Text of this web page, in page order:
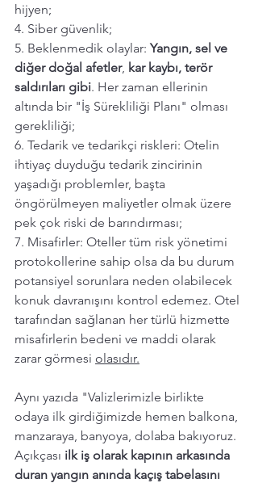
hijyen;
4. Siber güvenlik;
5. Beklenmedik olaylar: Yangın, sel ve
diğer doğal afetler, kar kaybı, terör
saldırıları gibi. Her zaman ellerinin
altında bir "İş Sürekliliği Planı" olması
gerekliliği;
6. Tedarik ve tedarikçi riskleri: Otelin
ihtiyaç duyduğu tedarik zincirinin
yaşadığı problemler, başta
öngörülmeyen maliyetler olmak üzere
pek çok riski de barındırması;
7. Misafirler: Oteller tüm risk yönetimi
protokollerine sahip olsa da bu durum
potansiyel sorunlara neden olabilecek
konuk davranışını kontrol edemez. Otel
tarafından sağlanan her türlü hizmette
misafirlerin bedeni ve maddi olarak
zarar görmesi olasıdır.
Aynı yazıda "Valizlerimizle birlikte
odaya ilk girdiğimizde hemen balkona,
manzaraya, banyoya, dolaba bakıyoruz.
Açıkçası ilk iş olarak kapının arkasında
duran yangın anında kaçış tabelasını